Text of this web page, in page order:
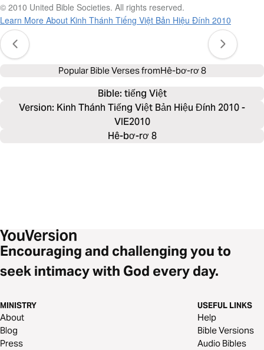
© 2010 United Bible Societies. All rights reserved.
Learn More About Kinh Thánh Tiếng Việt Bản Hiệu Đính 2010
Popular Bible Verses fromHê-bơ-rơ 8
Bible: tiếng Việt
Version: Kinh Thánh Tiếng Việt Bản Hiệu Đính 2010 -
VIE2010
Hê-bơ-rơ 8
Encouraging and challenging you to
seek intimacy with God every day.
MINISTRY
About
Blog
Press
USEFUL LINKS
Help
Bible Versions
Audio Bibles